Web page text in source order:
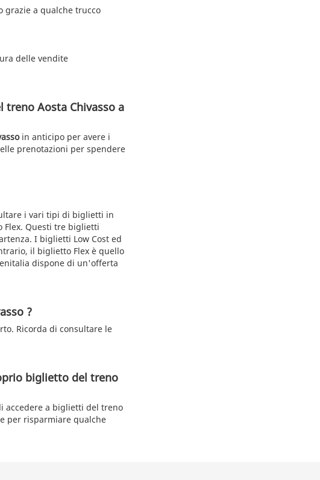
grazie a qualche trucco
delle vendite
Aosta Chivasso a
in anticipo per avere i
prenotazioni per spendere
i vari tipi di biglietti in
Flex. Questi tre biglietti
I biglietti Low Cost ed
il biglietto Flex è quello
dispone di un'offerta
?
Ricorda di consultare le
biglietto del treno
accedere a biglietti del treno
per risparmiare qualche